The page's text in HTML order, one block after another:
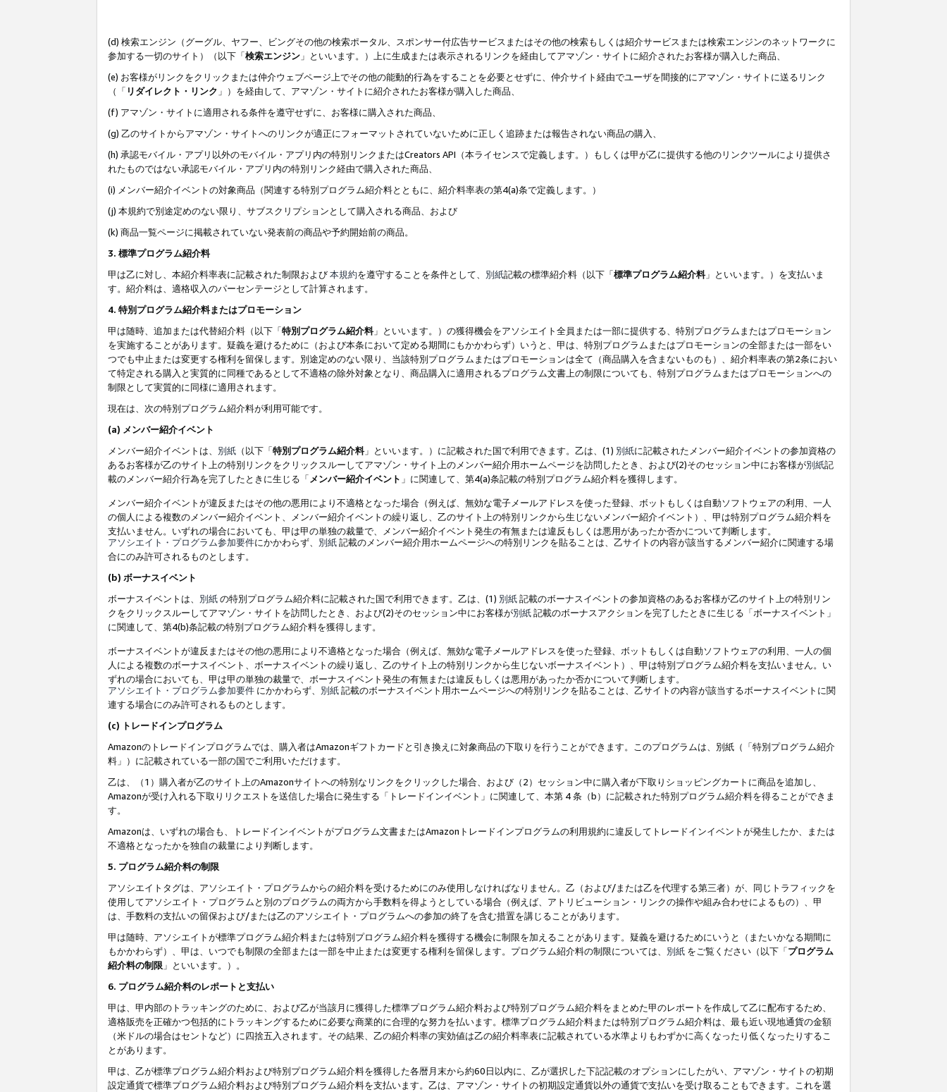
(d) 検索エンジン（グーグル、ヤフー、ビングその他の検索ポータル、スポンサー付広告サービスまたはその他の検索もしくは紹介サービスまたは検索エンジンのネットワークに
参加する一切のサイト）（以下「検索エンジン 」といいます。）上に生成または表示されるリンクを経由してアマゾン・サイトに紹介されたお客様が購入した商品、
(e) お客様がリンクをクリックまたは仲介ウェブページ上でその他の能動的行為をすることを必要とせずに、仲介サイト経由でユーザを間接的にアマゾン・サイトに送るリンク
（「 リダイレクト・リンク 」）を経由して、アマゾン・サイトに紹介されたお客様が購入した商品、
(f) アマゾン・サイトに適用される条件を遵守せずに、お客様に購入された商品、
(g) 乙のサイトからアマゾン・サイトへのリンクが適正にフォーマットされていないために正しく追跡または報告されない商品の購入、
(h) 承認モバイル・アプリ以外のモバイル・アプリ内の特別リンクまたはCreators API（本ライセンスで定義します。）もしくは甲が乙に提供する他のリンクツールにより提供さ
れたものではない承認モバイル・アプリ内の特別リンク経由で購入された商品、
(i) メンバー紹介イベントの対象商品（関連する特別プログラム紹介料とともに、紹介料率表の第4(a)条で定義します。）
(j) 本規約で別途定めのない限り、サブスクリプションとして購入される商品、および
(k) 商品一覧ページに掲載されていない発表前の商品や予約開始前の商品。
3. 標準プログラム紹介料
甲は乙に対し、本紹介料率表に記載された制限および本規約を遵守することを条件として、 別紙記載の標準紹介料（以下「標準プログラム紹介料」といいます。）を支払いま
す。紹介料は、適格収入のパーセンテージとして計算されます。
4. 特別プログラム紹介料またはプロモーション
甲は随時、追加または代替紹介料（以下「特別プログラム紹介料」といいます。）の獲得機会をアソシエイト全員または一部に提供する、特別プログラムまたはプロモーション
を実施することがあります。疑義を避けるために（および本条において定める期間にもかかわらず）いうと、甲は、特別プログラムまたはプロモーションの全部または一部をい
つでも中止または変更する権利を留保します。別途定めのない限り、当該特別プログラムまたはプロモーションは全て（商品購入を含まないものも）、紹介料率表の第2条におい
て特定される購入と実質的に同種であるとして不適格の除外対象となり、商品購入に適用されるプログラム文書上の制限についても、特別プログラムまたはプロモーションへの
制限として実質的に同様に適用されます。
現在は、次の特別プログラム紹介料が利用可能です。
(a) メンバー紹介イベント
メンバー紹介イベントは、 別紙 （以下「特別プログラム紹介料」といいます。）に記載された国で利用できます。乙は、(1) 別紙に記載されたメンバー紹介イベントの参加資格の
あるお客様が乙のサイト上の特別リンクをクリックスルーしてアマゾン・サイト上のメンバー紹介用ホームページを訪問したとき、および(2)そのセッション中にお客様が別紙記
載のメンバー紹介行為を完了したときに生じる「 メンバー紹介イベント 」に関連して、第4(a)条記載の特別プログラム紹介料を獲得します。
メンバー紹介イベントが違反またはその他の悪用により不適格となった場合（例えば、無効な電子メールアドレスを使った登録、ボットもしくは自動ソフトウェアの利用、一人
の個人による複数のメンバー紹介イベント、メンバー紹介イベントの繰り返し、乙のサイト上の特別リンクから生じないメンバー紹介イベント）、甲は特別プログラム紹介料を
支払いません。いずれの場合においても、甲は甲の単独の裁量で、メンバー紹介イベント発生の有無または違反もしくは悪用があったか否かについて判断します。
アソシエイト・プログラム参加要件にかかわらず、 別紙記載のメンバー紹介用ホームページへの特別リンクを貼ることは、乙サイトの内容が該当するメンバー紹介に関連する場
合にのみ許可されるものとします。
(b) ボーナスイベント
ボーナスイベントは、 別紙の特別プログラム紹介料に記載された国で利用できます。乙は、(1) 別紙記載のボーナスイベントの参加資格のあるお客様が乙のサイト上の特別リン
クをクリックスルーしてアマゾン・サイトを訪問したとき、および(2)そのセッション中にお客様が別紙記載のボーナスアクションを完了したときに生じる「ボーナスイベント」
に関連して、第4(b)条記載の特別プログラム紹介料を獲得します。
ボーナスイベントが違反またはその他の悪用により不適格となった場合（例えば、無効な電子メールアドレスを使った登録、ボットもしくは自動ソフトウェアの利用、一人の個
人による複数のボーナスイベント、ボーナスイベントの繰り返し、乙のサイト上の特別リンクから生じないボーナスイベント）、甲は特別プログラム紹介料を支払いません。い
ずれの場合においても、甲は甲の単独の裁量で、ボーナスイベント発生の有無または違反もしくは悪用があったか否かについて判断します。
アソシエイト・プログラム参加要件 にかかわらず、 別紙記載のボーナスイベント用ホームページへの特別リンクを貼ることは、乙サイトの内容が該当するボーナスイベントに関
連する場合にのみ許可されるものとします。
(c) トレードインプログラム
Amazonのトレードインプログラムでは、購入者はAmazonギフトカードと引き換えに対象商品の下取りを行うことができます。このプログラムは、別紙（「特別プログラム紹介
料」）に記載されている一部の国でご利用いただけます。
乙は、（1）購入者が乙のサイト上のAmazonサイトへの特別なリンクをクリックした場合、および（2）セッション中に購入者が下取りショッピングカートに商品を追加し、
Amazonが受け入れる下取りリクエストを送信した場合に発生する「トレードインイベント」に関連して、本第 4 条（b）に記載された特別プログラム紹介料を得ることができま
す。
Amazonは、いずれの場合も、トレードインイベントがプログラム文書またはAmazonトレードインプログラムの利用規約に違反してトレードインイベントが発生したか、または
不適格となったかを独自の裁量により判断します。
5. プログラム紹介料の制限
アソシエイトタグは、アソシエイト・プログラムからの紹介料を受けるためにのみ使用しなければなりません。乙（および/または乙を代理する第三者）が、同じトラフィックを
使用してアソシエイト・プログラムと別のプログラムの両方から手数料を得ようとしている場合（例えば、アトリビューション・リンクの操作や組み合わせによるもの）、甲
は、手数料の支払いの留保および/または乙のアソシエイト・プログラムへの参加の終了を含む措置を講じることがあります。
甲は随時、アソシエイトが標準プログラム紹介料または特別プログラム紹介料を獲得する機会に制限を加えることがあります。疑義を避けるためにいうと（またいかなる期間に
もかかわらず）、甲は、いつでも制限の全部または一部を中止または変更する権利を留保します。プログラム紹介料の制限については、 別紙 をご覧ください（以下「プログラム
紹介料の制限 」といいます。）。
6. プログラム紹介料のレポートと支払い
甲は、甲内部のトラッキングのために、および乙が当該月に獲得した標準プログラム紹介料および特別プログラム紹介料をまとめた甲のレポートを作成して乙に配布するため、
適格販売を正確かつ包括的にトラッキングするために必要な商業的に合理的な努力を払います。標準プログラム紹介料または特別プログラム紹介料は、最も近い現地通貨の金額
（米ドルの場合はセントなど）に四捨五入されます。その結果、乙の紹介料率の実効値は乙の紹介料率表に記載されている水準よりもわずかに高くなったり低くなったりするこ
とがあります。
甲は、乙が標準プログラム紹介料および特別プログラム紹介料を獲得した各暦月末から約60日以内に、乙が選択した下記記載のオプションにしたがい、アマゾン・サイトの初期
設定通貨で標準プログラム紹介料および特別プログラム紹介料を支払います。乙は、アマゾン・サイトの初期設定通貨以外の通貨で支払いを受け取ることもできます。これを選